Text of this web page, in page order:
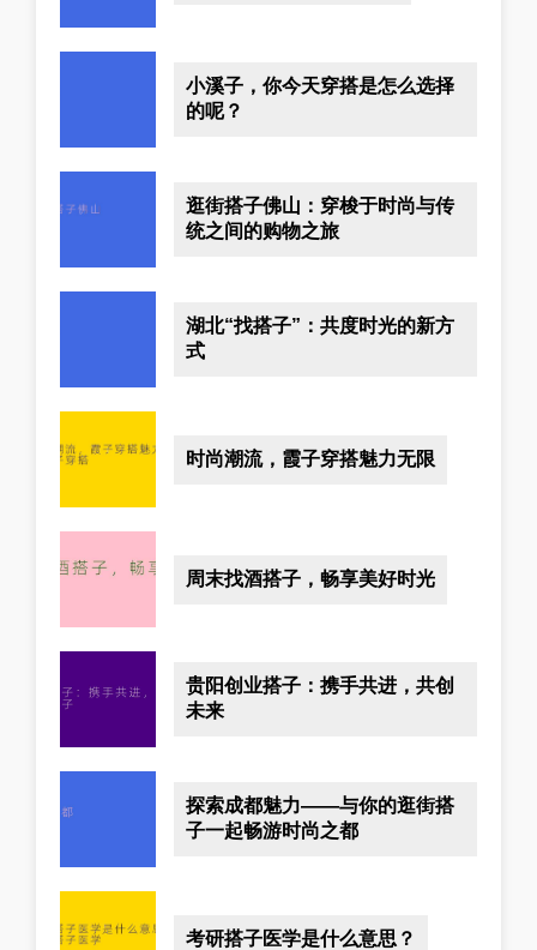
小溪子，你今天穿搭是怎么选择
的呢？
逛街搭子佛山：穿梭于时尚与传
统之间的购物之旅
湖北“找搭子”：共度时光的新方
式
时尚潮流，霞子穿搭魅力无限
周末找酒搭子，畅享美好时光
贵阳创业搭子：携手共进，共创
未来
探索成都魅力——与你的逛街搭
子一起畅游时尚之都
考研搭子医学是什么意思？